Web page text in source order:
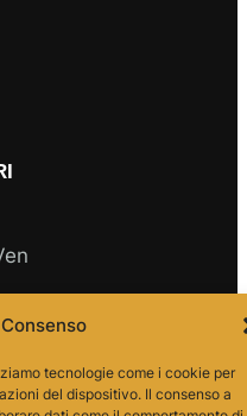
tecnologie come i cookie per
del dispositivo. Il consenso a